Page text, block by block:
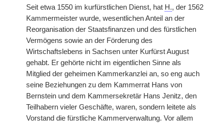
Seit etwa 1550 im kurfürstlichen Dienst, hat H., der 1562
Kammermeister wurde, wesentlichen Anteil an der
Reorganisation der Staatsfinanzen und des fürstlichen
Vermögens sowie an der Förderung des
Wirtschaftslebens in Sachsen unter Kurfürst August
gehabt. Er gehörte nicht im eigentlichen Sinne als
Mitglied der geheimen Kammerkanzlei an, so eng auch
seine Beziehungen zu dem Kammerrat Hans von
Bernstein und dem Kammersekretär Hans Jenitz, den
Teilhabern vieler Geschäfte, waren, sondern leitete als
Vorstand die fürstliche Kammerverwaltung. Vor allem